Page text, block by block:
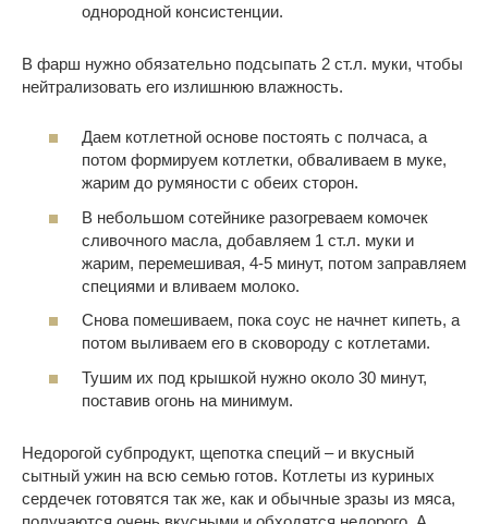
однородной консистенции.
В фарш нужно обязательно подсыпать 2 ст.л. муки, чтобы
нейтрализовать его излишнюю влажность.
Даем котлетной основе постоять с полчаса, а
потом формируем котлетки, обваливаем в муке,
жарим до румяности с обеих сторон.
В небольшом сотейнике разогреваем комочек
сливочного масла, добавляем 1 ст.л. муки и
жарим, перемешивая, 4-5 минут, потом заправляем
специями и вливаем молоко.
Снова помешиваем, пока соус не начнет кипеть, а
потом выливаем его в сковороду с котлетами.
Тушим их под крышкой нужно около 30 минут,
поставив огонь на минимум.
Недорогой субпродукт, щепотка специй – и вкусный
сытный ужин на всю семью готов. Котлеты из куриных
сердечек готовятся так же, как и обычные зразы из мяса,